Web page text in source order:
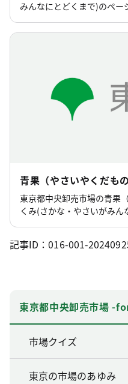
みんなにとどくまで)のペー
青果（やさいやくだも
東京都中央卸売市場の青果
くみ(さかな・やさいがみん
記事ID：016-001-
東京都中央卸売市場 -
市場クイズ
東京の市場のあゆみ